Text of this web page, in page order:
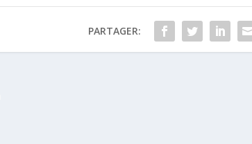
PARTAGER: